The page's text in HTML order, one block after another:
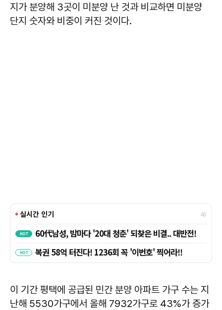
지가 분양해 3곳이 미분양 난 것과 비교하면 미분양
단지 숫자와 비중이 커진 것이다.
이 기간 평택에 공급된 민간 분양 아파트 가구 수는 지
난해 5530가구에서 올해 7932가구로 43%가 증가